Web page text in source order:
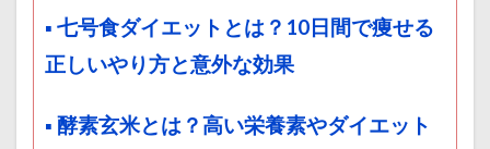
▪ 七号食ダイエットとは？10日間で痩せる
正しいやり方と意外な効果
▪ 酵素玄米とは？高い栄養素やダイエット